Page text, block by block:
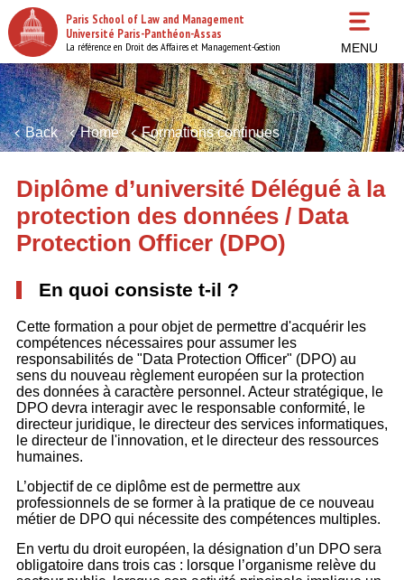
Skip
to
main
content
Paris School of Law and Management
Université Paris-Panthéon-Assas
La référence en Droit des Affaires et Management-Gestion MENU
Back Home Formations continues
Diplôme d’université Délégué à la
protection des données / Data
Protection Officer (DPO)
En quoi consiste t-il ?
Cette formation a pour objet de permettre d'acquérir les
compétences nécessaires pour assumer les
responsabilités de "Data Protection Officer" (DPO) au
sens du nouveau règlement européen sur la protection
des données à caractère personnel. Acteur stratégique, le
DPO devra interagir avec le responsable conformité, le
directeur juridique, le directeur des services informatiques,
le directeur de l'innovation, et le directeur des ressources
humaines.
L’objectif de ce diplôme est de permettre aux
professionnels de se former à la pratique de ce nouveau
métier de DPO qui nécessite des compétences multiples.
En vertu du droit européen, la désignation d’un DPO sera
obligatoire dans trois cas : lorsque l’organisme relève du